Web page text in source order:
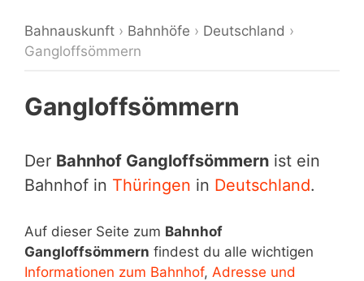
Bahnauskunft › Bahnhöfe › Deutschland ›
Gangloffsömmern
Gangloffsömmern
Der Bahnhof Gangloffsömmern ist ein
Bahnhof in Thüringen in Deutschland.
Auf dieser Seite zum Bahnhof
Gangloffsömmern findest du alle wichtigen
Informationen zum Bahnhof, Adresse und